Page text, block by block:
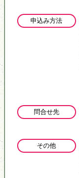
申込み方法
問合せ先
その他